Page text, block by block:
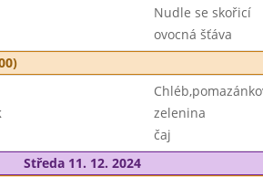
Nudle se skořicí
ovocná šťáva
zelenina
čaj
Středa 11. 12. 2024